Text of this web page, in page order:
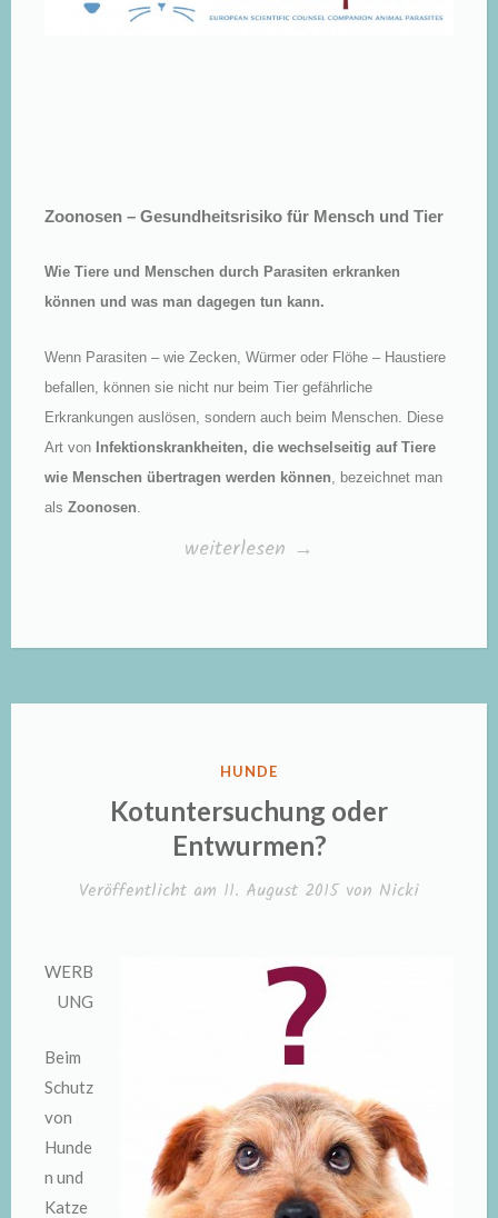
Zoonosen – Gesundheitsrisiko für Mensch und Tier
Wie Tiere und Menschen durch Parasiten erkranken
können und was man dagegen tun kann.
Wenn Parasiten – wie Zecken, Würmer oder Flöhe – Haustiere
befallen, können sie nicht nur beim Tier gefährliche
Erkrankungen auslösen, sondern auch beim Menschen. Diese
Art von Infektionskrankheiten, die wechselseitig auf Tiere
wie Menschen übertragen werden können , bezeichnet man
als Zoonosen
„Zoonosen“
weiterlesen →
VERÖFFENTLICHT
HUNDE
Kotuntersuchung oder
Entwurmen?
Veröffentlicht am 11. August 2015von Nicki
WERB
UNG
Beim
Schutz
von
Hunde
n und
Katze